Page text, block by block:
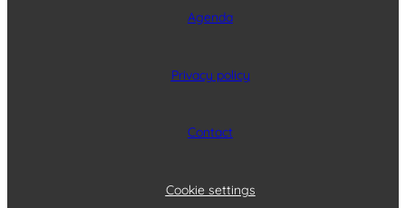
Agenda
Privacy policy
Contact
Cookie settings